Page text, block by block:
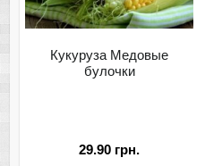
Кукуруза Медовые
булочки
29.90 грн.